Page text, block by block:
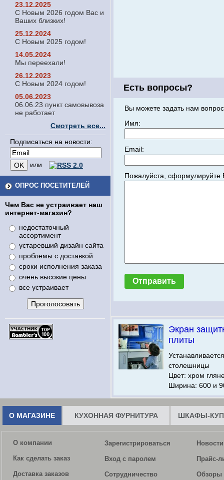
23.12.2025
С Новым 2026 годом Вас и
Ваших близких!
25.12.2024
С Новым 2025 годом!
14.05.2024
Мы переехали!
26.12.2023
С Новым 2024 годом!
05.06.2023
06.06.23 пункт самовывоза
не работает
Смотреть все...
Подписаться на новости:
или
ОПРОС ПОСЕТИТЕЛЕЙ
Чем Вас не устраивает наш
интернет-магазин?
недостаточный
ассортимент
устаревший дизайн сайта
проблемы с доставкой
сроки исполнения заказа
очень высокие цены
все устраивает
Есть вопросы?
Вы можете задать нам
Имя:
Email:
Пожалуйста,
Экран
плиты
столешницы
Цвет: хром
Ширина: 600 и
О МАГАЗИНЕ КУХОННАЯ ФУРНИТУРА ШКАФЫ-
О компании
Как сделать заказ
Доставка заказов
Зарегистрироваться
Вход с паролем
Сотрудничество
Новости
Прайс-
Обзоры